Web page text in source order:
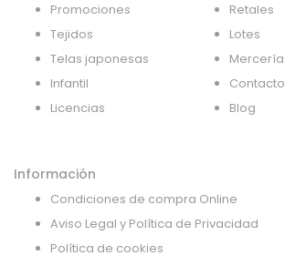
Promociones
Tejidos
Telas japonesas
Infantil
Licencias
Retales
Lotes
Mercería
Contacto
Blog
Información
Condiciones de compra Online
Aviso Legal y Política de Privacidad
Política de cookies